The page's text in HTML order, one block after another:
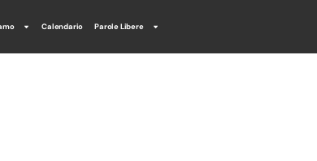
Calendario Parole Libere